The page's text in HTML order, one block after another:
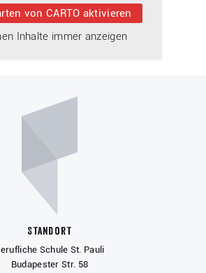
von CARTO aktivieren
Inhalte immer anzeigen
Standort
Schule St. Pauli
Budapester Str. 58